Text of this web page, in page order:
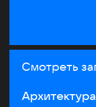
Смотреть